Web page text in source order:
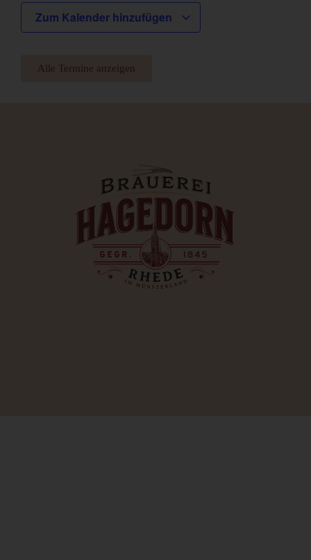
Zum Kalender hinzufügen
Alle Termine anzeigen